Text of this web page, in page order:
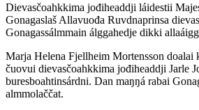
Dievasčoahkkima jođiheaddji láidestii
Gonagaslaš Allavuođa Ruvdnaprinsa
Gonagassálmmain álggahedje dikki
Marja Helena Fjellheim Mortensson doalai
čuovui dievasčoahkkima jođiheaddji Jarle
buresboahtinsárdni. Dan maŋŋá rabai
almmolaččat.